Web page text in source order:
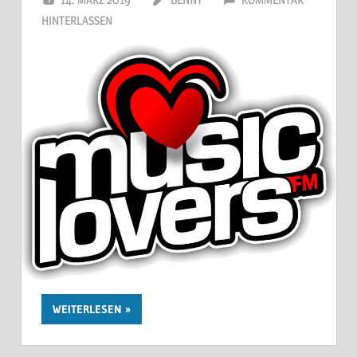
HINTERLASSEN
WEITERLESEN